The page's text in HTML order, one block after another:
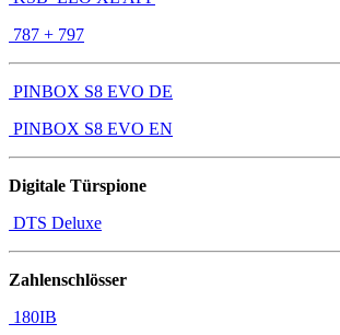
787 + 797
PINBOX S8 EVO DE
PINBOX S8 EVO EN
Digitale Türspione
DTS Deluxe
Zahlenschlösser
180IB